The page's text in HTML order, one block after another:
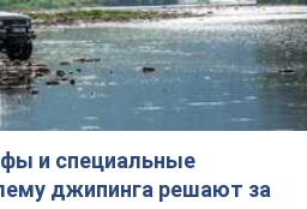
и специальные
джипинга решают за